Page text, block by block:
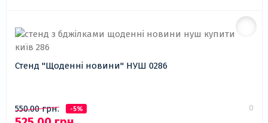
Стенд "Щоденні новини" НУШ 0286
550.00 грн. -5% 0